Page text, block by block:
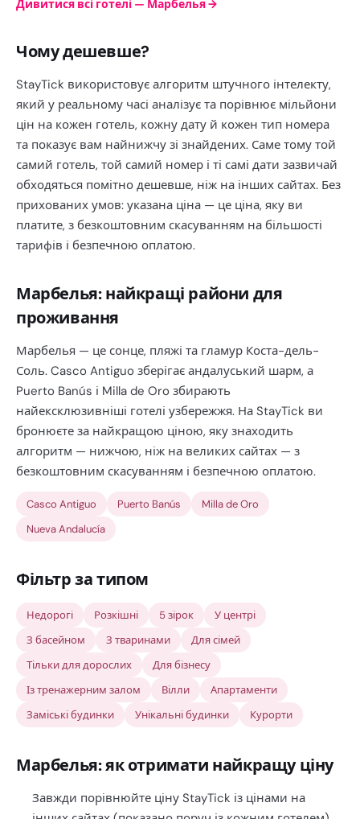
Дивитися всі готелі — Марбелья→
Чому дешевше?
StayTick використовує алгоритм штучного інтелекту,
який у реальному часі аналізує та порівнює мільйони
цін на кожен готель, кожну дату й кожен тип номера
та показує вам найнижчу зі знайдених. Саме тому той
самий готель, той самий номер і ті самі дати зазвичай
обходяться помітно дешевше, ніж на інших сайтах. Без
прихованих умов: указана ціна — це ціна, яку ви
платите, з безкоштовним скасуванням на більшості
тарифів і безпечною оплатою.
Марбелья: найкращі райони для
проживання
Марбелья — це сонце, пляжі та гламур Коста-дель-
Соль. Casco Antiguo зберігає андалуський шарм, а
Puerto Banús і Milla de Oro збирають
найексклюзивніші готелі узбережжя. На StayTick ви
бронюєте за найкращою ціною, яку знаходить
алгоритм — нижчою, ніж на великих сайтах — з
безкоштовним скасуванням і безпечною оплатою.
Casco Antiguo Puerto Banús
Milla de Oro
Nueva Andalucía
Фільтр за типом
Недорогі Розкішні 5 зірок
У центрі
З басейном
З тваринами
Для сімей
Тільки для дорослих
Для бізнесу
Із тренажерним залом
Вілли
Апартаменти
Заміські будинки
Унікальні будинки Курорти
Марбелья: як отримати найкращу ціну
Завжди порівнюйте ціну StayTick із цінами на